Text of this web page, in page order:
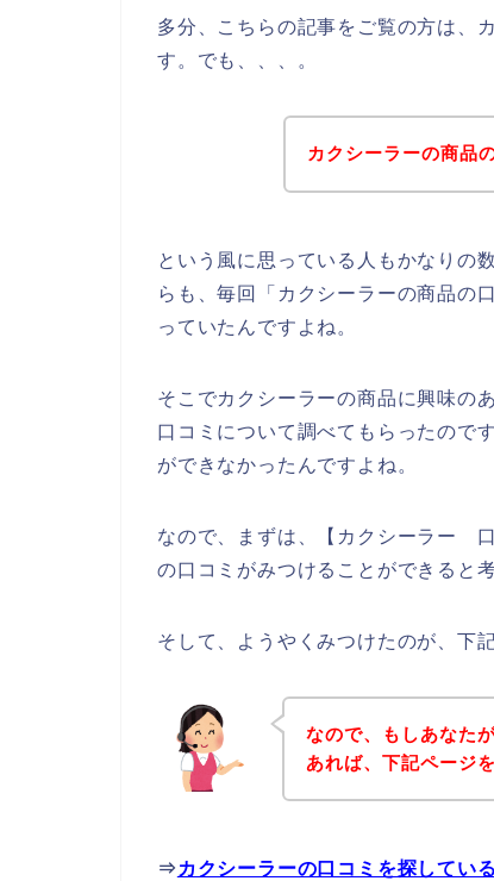
多分、こちらの記事をご覧の方は、
す。でも、、、。
カクシーラーの商品
という風に思っている人もかなりの
らも、毎回「カクシーラーの商品の
っていたんですよね。
そこでカクシーラーの商品に興味の
口コミについて調べてもらったので
ができなかったんですよね。
なので、まずは、【カクシーラー
の口コミがみつけることができると
そして、ようやくみつけたのが、下
なので、もしあなた
あれば、下記ページ
⇒ カクシーラーの口コミを探してい